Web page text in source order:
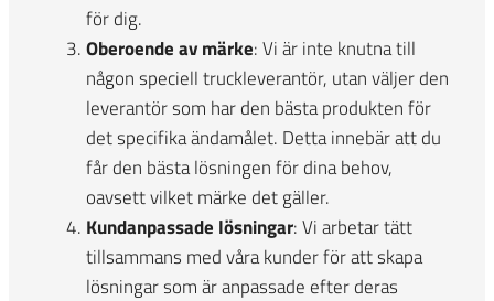
för dig.
Oberoende av märke: Vi är inte knutna till
någon speciell truckleverantör, utan väljer den
leverantör som har den bästa produkten för
det specifika ändamålet. Detta innebär att du
får den bästa lösningen för dina behov,
oavsett vilket märke det gäller.
Kundanpassade lösningar: Vi arbetar tätt
tillsammans med våra kunder för att skapa
lösningar som är anpassade efter deras